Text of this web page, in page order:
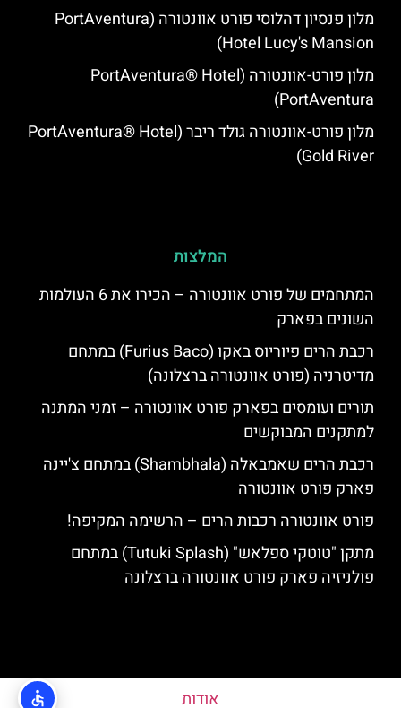
מלון פנסיון דהלוסי פורט אוונטורה (PortAventura
Hotel Lucy's Mansion‬)
מלון פורט-אוונטורה (PortAventura® Hotel
PortAventura)
מלון פורט-אוונטורה גולד ריבר (PortAventura® Hotel
Gold River)
המלצות
המתחמים של פורט אוונטורה – הכירו את 6 העולמות
השונים בפארק
רכבת הרים פיוריוס באקו (Furius Baco) במתחם
מדיטרניה (פורט אוונטורה ברצלונה)
תורים ועומסים בפארק פורט אוונטורה – זמני המתנה
למתקנים המבוקשים
רכבת הרים שאמבאלה (Shambhala) במתחם צ'יינה
פארק פורט אוונטורה
פורט אוונטורה רכבות הרים – הרשימה המקיפה!
מתקן "טוטקי ספלאש" (Tutuki Splash) במתחם
פולניזיה פארק פורט אוונטורה ברצלונה
אודות